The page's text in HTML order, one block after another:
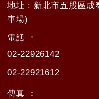
地址 : 新北市五股區成
車場)
電話 ：
02-22926142
02-22921612
傳真 ：